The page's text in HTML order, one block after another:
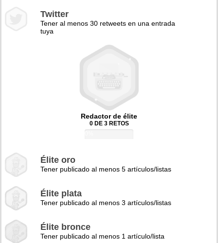
Twitter
Tener al menos 30 retweets en una entrada
tuya
Redactor de élite
0 DE 3 RETOS
Élite oro
Tener publicado al menos 5 artículos/listas
Élite plata
Tener publicado al menos 3 artículos/listas
Élite bronce
Tener publicado al menos 1 artículo/lista